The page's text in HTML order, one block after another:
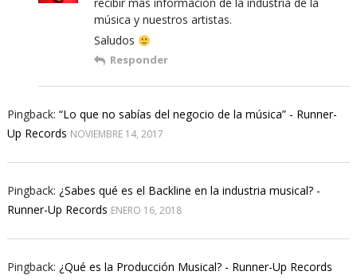
música y nuestros artistas.
Saludos
Responder
Pingback: “Lo que no sabías del negocio de la música” - Runner-
Up Records NOVIEMBRE 14, 2017
Pingback: ¿Sabes qué es el Backline en la industria musical? -
Runner-Up Records ENERO 16, 2018
Pingback: ¿Qué es la Producción Musical? - Runner-Up Records